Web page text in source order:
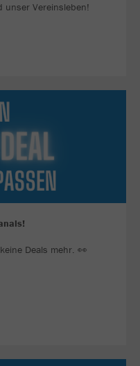
unser Vereinsleben!
Deals mehr. 👀